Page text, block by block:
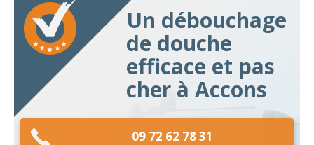
Un débouchage
de douche
efficace et pas
cher à Accons
09 72 62 78 31